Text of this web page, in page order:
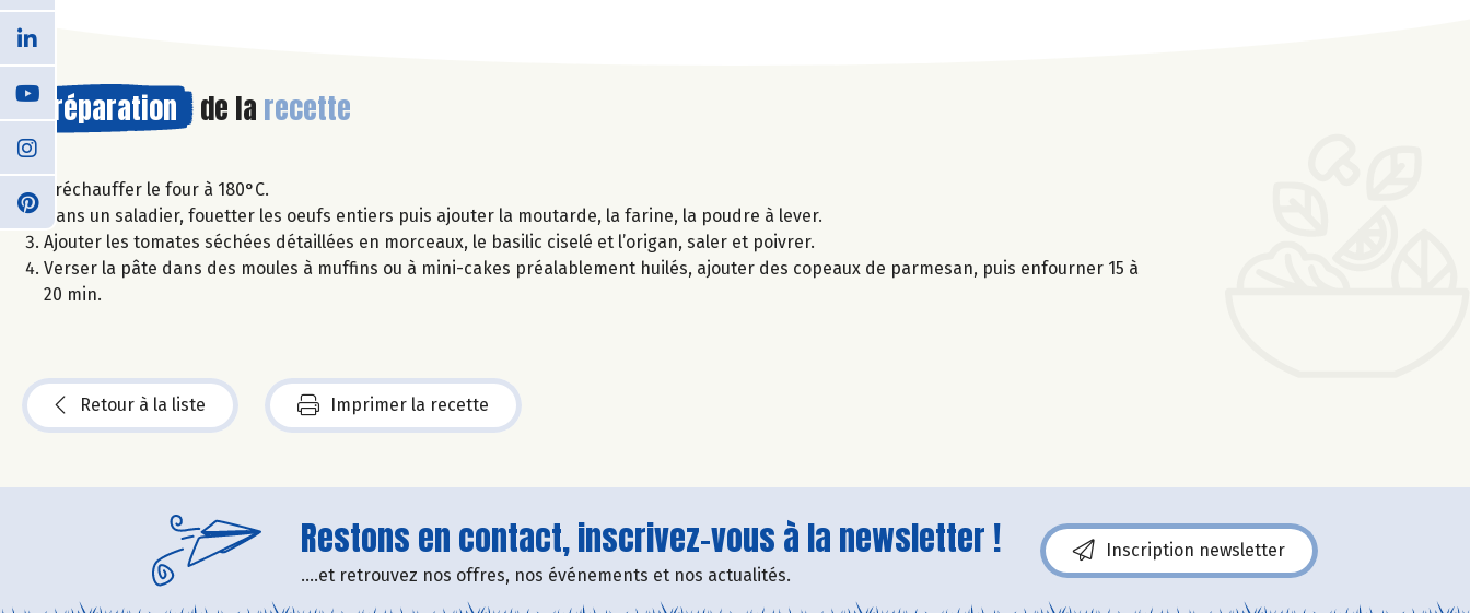
Préparation de la recette
Préchauffer le four à 180°C.
Dans un saladier, fouetter les oeufs entiers puis ajouter la moutarde, la farine, la poudre à lever.
Ajouter les tomates séchées détaillées en morceaux, le basilic ciselé et l’origan, saler et poivrer.
Verser la pâte dans des moules à muffins ou à mini-cakes préalablement huilés, ajouter des copeaux de parmesan, puis enfourner 15 à
20 min.
Retour à la liste Imprimer la recette
Restons en contact, inscrivez-vous à la newsletter !
....et retrouvez nos offres, nos événements et nos actualités.
Inscription newsletter